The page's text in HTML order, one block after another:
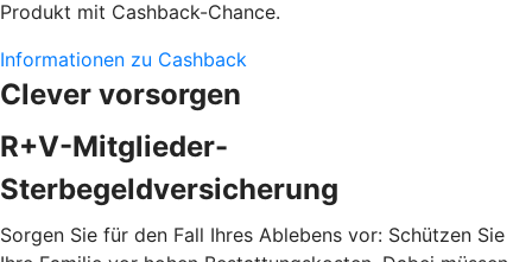
Produkt mit Cashback-Chance.
Informationen zu Cashback
Clever vorsorgen
R+V-Mitglieder-
Sterbegeldversicherung
Sorgen Sie für den Fall Ihres Ablebens vor: Schützen Sie